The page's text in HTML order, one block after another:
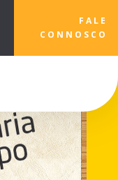
FALE
CONNOSCO